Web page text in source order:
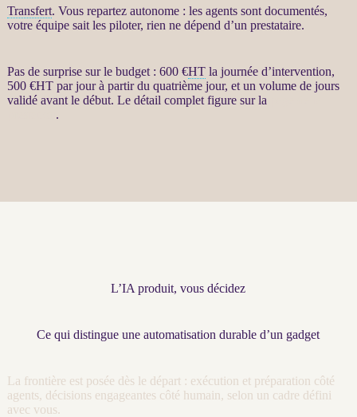
Transfert. Vous repartez autonome : les agentssont documentés,
votre équipe sait les piloter, rien ne dépend d’un prestataire.
Pas de surprise sur le budget : 600 €HTla journée d’intervention,
500 €HTpar jour à partir du quatrième jour, et un volume de jours
validé avant le début. Le détail complet figure sur la
.
L’IA produit, vous décidez
Ce qui distingue une automatisation durable d’un gadget
La frontière est posée dès le départ : exécution et préparation côté
agents, décisions engageantes côté humain, selon un cadre défini
avec vous.